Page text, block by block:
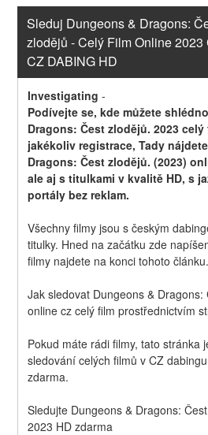
Sleduj Dungeons & Dragons:
zlodějů - Celý Film Online 2023
CZ DABING HD
Investigating -
Podívejte se, kde můžete
Dragons: Čest zlodějů. 2023
jakékoliv registrace, Tady
Dragons: Čest zlodějů. (2023)
ale aj s titulkami v kvalitě HD, s
portály bez reklam.
Všechny filmy jsou s českým
titulky. Hned na začátku zde
filmy najdete na konci tohoto článku.
Jak sledovat Dungeons &
online cz celý film prostřednictvím
Pokud máte rádi filmy, tato stránka
sledování celých filmů v CZ
zdarma.
Sledujte Dungeons & Dragons:
2023 HD zdarma